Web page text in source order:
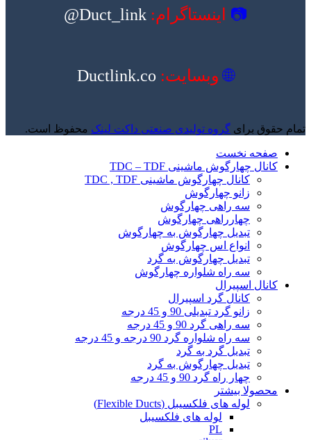
📷 اینستاگرام:
🌐 وبسایت:
تمام حقوق برای گروه تولیدی صنعتی داکت لینک محفوظ است.
صفحه نخست
کانال چهارگوش ماشینی TDC – TDF
کانال چهارگوش ماشینی TDC , TDF
زانو چهارگوش
سه راهی چهارگوش
چهارراهی چهارگوش
تبدیل چهارگوش به چهارگوش
انواع اس چهارگوش
تبدیل چهارگوش به گرد
سه راه شلواره چهارگوش
کانال اسپیرال
کانال گرد اسپیرال
زانو گرد تبدیلی 90 و 45 درجه
سه راهی گرد 90 و 45 درجه
سه راه شلواره گرد 90 درجه و 45 درجه
تبدیل گرد به گرد
تبدیل چهارگوش به گرد
چهار راه گرد 90 و 45 درجه
محصولا بیشتر
لوله های فلکسیبل (Flexible Ducts)
لوله های فلکسیبل
PL